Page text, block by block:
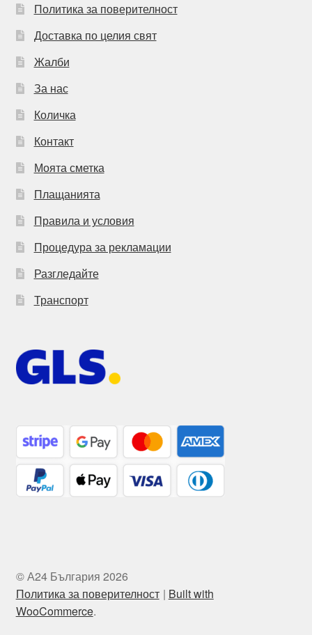
Политика за поверителност
Доставка по целия свят
Жалби
За нас
Количка
Контакт
Моята сметка
Плащанията
Правила и условия
Процедура за рекламации
Разгледайте
Транспорт
© А24 България 2026
Политика за поверителност
Built with
WooCommerce.